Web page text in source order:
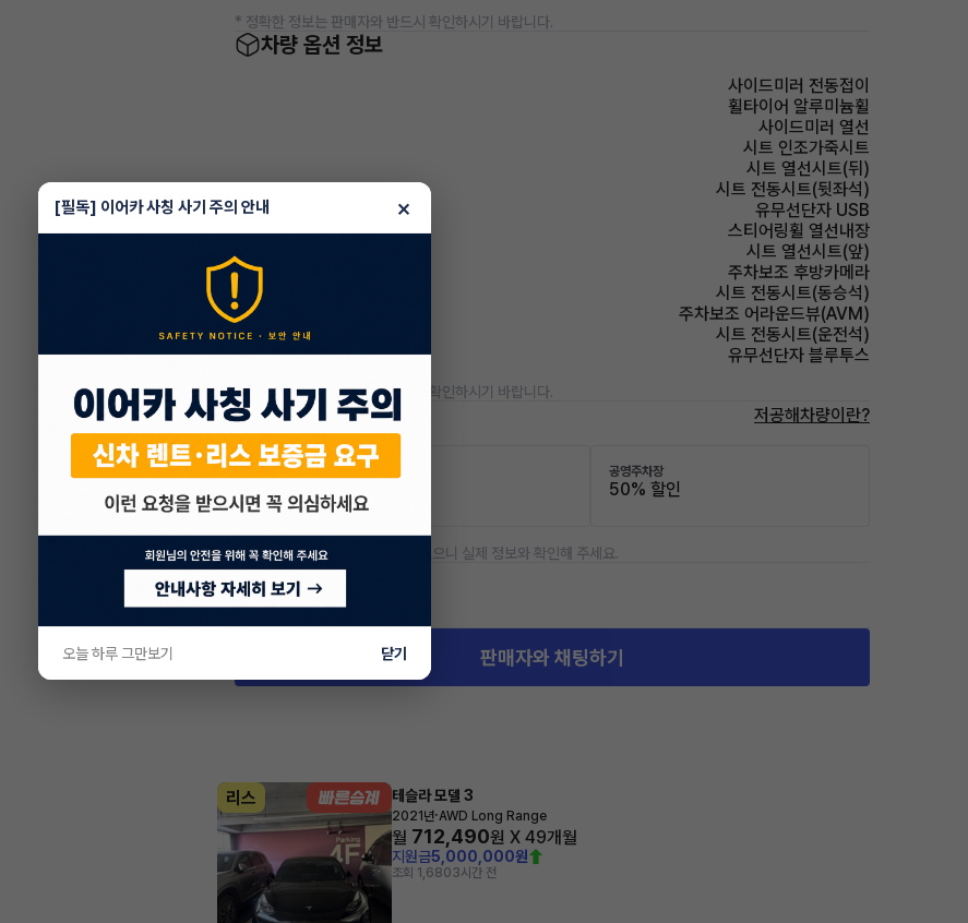
* 정확한 정보는 판매자와 반드시 확인하시기 바랍니다.
차량 옵션 정보
사이드미러 전동접이
휠타이어 알루미늄휠
사이드미러 열선
시트 인조가죽시트
시트 열선시트(뒤)
시트 전동시트(뒷좌석)
유무선단자 USB
스티어링휠 열선내장
시트 열선시트(앞)
주차보조 후방카메라
시트 전동시트(동승석)
주차보조 어라운드뷰(AVM)
시트 전동시트(운전석)
유무선단자 블루투스
* 정확한 정보는 판매자와 반드시 확인하시기 바랍니다.
저공해차량 정보 저공해차량이란?
공항주차장
50% 할인
공영주차장
50% 할인
* 본 정보는 지자체마다 다를 수 있으니 실제 정보와 확인해 주세요.
차량 위치
판매자와 채팅하기
리스 테슬라 모델 3
2021년·AWD Long Range
월 712,490원 X 49개월
지원금5,000,000원
조회 1,6803시간 전
[필독] 이어카 사칭 사기 주의 안내 ×
오늘 하루 그만보기 닫기